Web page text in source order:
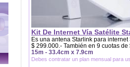
Kit De Internet Vía Satélite
Es una antena Starlink para internet
$ 299.000.- También en 9 cuotas de
15m - 33.4cm x 7.9cm
Debes contratar un plan mensual para